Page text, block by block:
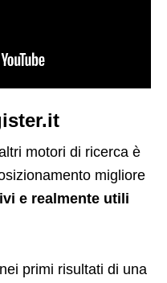
motori di ricerca è
migliore
e realmente utili
primi risultati di una